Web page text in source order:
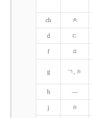
ch ㅊ
d ㄷ
f ㅍ
g ㄱ, ㅎ
h ―
j ㅎ